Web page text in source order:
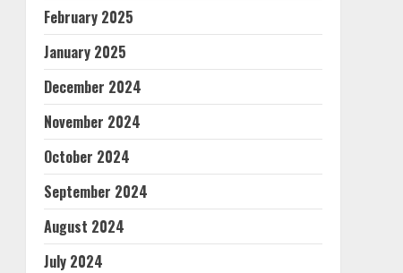
February 2025
January 2025
December 2024
November 2024
October 2024
September 2024
August 2024
July 2024